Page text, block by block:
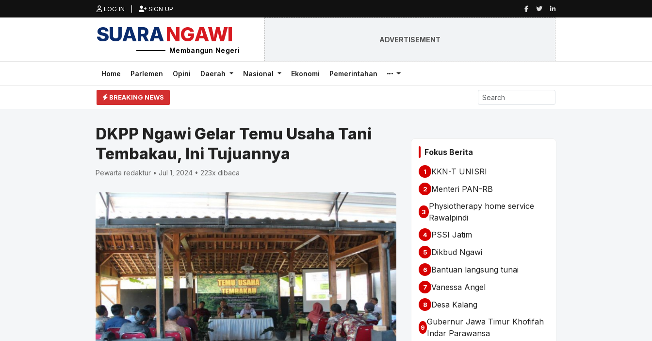
LOG IN | SIGN UP
SUARANGAWI
Membangun Negeri
ADVERTISEMENT
Home Parlemen Opini Daerah Nasional Ekonomi Pemerintahan
BREAKING NEWS
DKPP Ngawi Gelar Temu Usaha Tani
Tembakau, Ini Tujuannya
Pewarta redaktur • Jul 1, 2024 • 223x dibaca
Fokus Berita
1 KKN-T UNISRI
2 Menteri PAN-RB
3
Physiotherapy home service
Rawalpindi
4 PSSI Jatim
5 Dikbud Ngawi
6 Bantuan langsung tunai
7 Vanessa Angel
8 Desa Kalang
9
Gubernur Jawa Timur Khofifah
Indar Parawansa